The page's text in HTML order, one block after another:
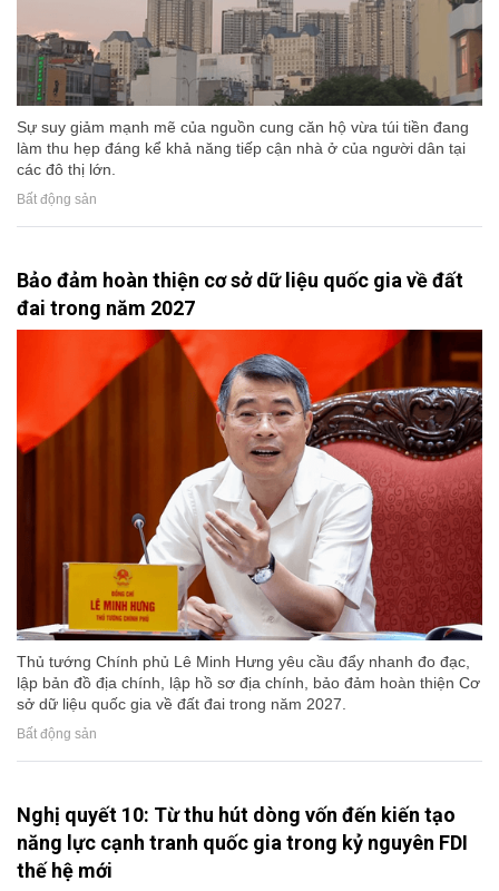
Sự suy giảm mạnh mẽ của nguồn cung căn hộ vừa túi tiền đang
làm thu hẹp đáng kể khả năng tiếp cận nhà ở của người dân tại
các đô thị lớn.
Bất động sản
Bảo đảm hoàn thiện cơ sở dữ liệu quốc gia về đất
đai trong năm 2027
Thủ tướng Chính phủ Lê Minh Hưng yêu cầu đẩy nhanh đo đạc,
lập bản đồ địa chính, lập hồ sơ địa chính, bảo đảm hoàn thiện Cơ
sở dữ liệu quốc gia về đất đai trong năm 2027.
Bất động sản
Nghị quyết 10: Từ thu hút dòng vốn đến kiến tạo
năng lực cạnh tranh quốc gia trong kỷ nguyên FDI
thế hệ mới